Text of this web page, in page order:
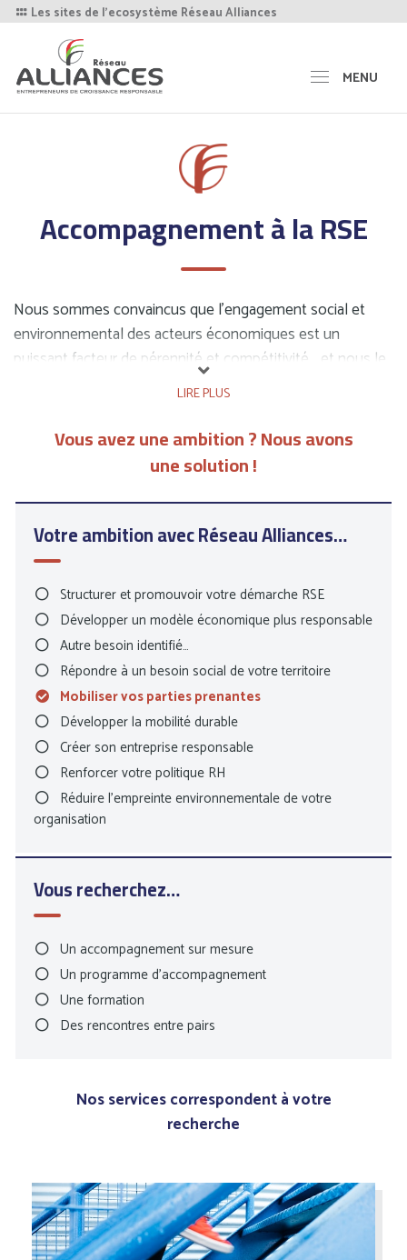
Les sites de l'ecosystème Réseau Alliances
MENU
Accompagnement à la RSE
Nous sommes convaincus que l’engagement social et
environnemental des acteurs économiques est un
puissant facteur de pérennité et compétitivité… et nous le
prouvons depuis plus de 25 ans à travers la promotion et
Nous agissons auprès de trois types d’acteurs : les jeunes
entrepreneurs, les chefs d’entreprise souhaitant se
dans leur entreprise. Cette diversité d’acteurs est une
véritable richesse : elle favorise les échanges et les
coopérations entre nos membres.
Chaque membre développe une approche différente de la
démarche RSE. Pour cette raison, nous avons créé
différents outils d’accompagnement garantissant la
pertinence de votre participation et la qualité des groupes
d’échanges thématiques. Nous veillons particulièrement à
la bienveillance, l’écoute et la confidentialité de ces
échanges.
Découvrez ci-dessous l’ensemble de notre offre de
services. Pour être au plus près de vos attentes, cette liste
est en constante évolution. Si vous êtes perdu, le plus
simple est de nous contacter !
LIRE PLUS
Vous avez une ambition ? Nous avons
une solution !
Votre ambition avec Réseau Alliances…
Structurer et promouvoir votre démarche RSE
Développer un modèle économique plus responsable
Autre besoin identifié…
Répondre à un besoin social de votre territoire
Mobiliser vos parties prenantes
Développer la mobilité durable
Créer son entreprise responsable
Renforcer votre politique RH
Réduire l’empreinte environnementale de votre
organisation
Vous recherchez…
Un accompagnement sur mesure
Un programme d’accompagnement
Une formation
Des rencontres entre pairs
Nos services correspondent à votre
recherche